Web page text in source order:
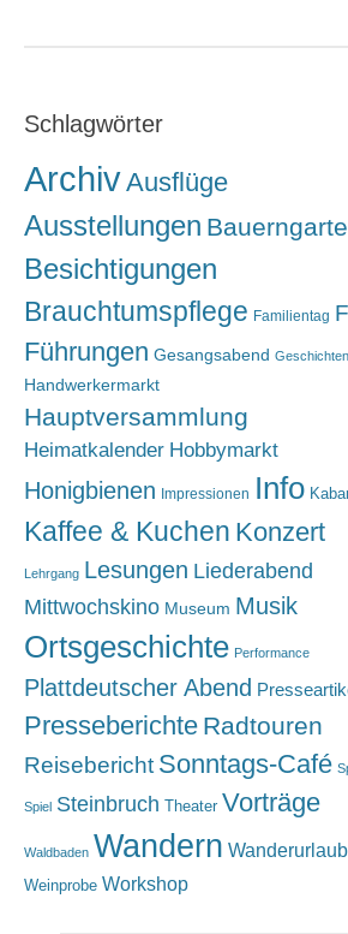
Schlagwörter
ArchivAusflüge
Ausstellungen
Besichtigungen
Brauchtumspflege Familientag
Führungen Gesangsabend Geschichten
Handwerkermarkt
Hauptversammlung
Heimatkalender Hobbymarkt
Honigbienen Impressionen Info
Kaffee & Kuchen Konzert
Lehrgang Lesungen Liederabend
Mittwochskino Museum Musik
Ortsgeschichte Performance
Plattdeutscher Abend
Presseberichte Radtouren
Reisebericht Sonntags-Café
Spiel Steinbruch Theater Vorträge
Waldbaden Wandern Wanderurlaub
Weinprobe Workshop